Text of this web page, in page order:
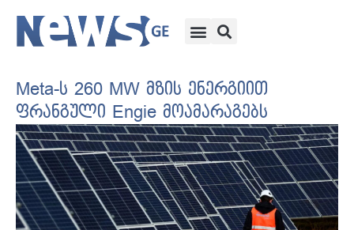
Meta-ს 260 MW მზის ენერგიით
ფრანგული Engie მოამარაგებს